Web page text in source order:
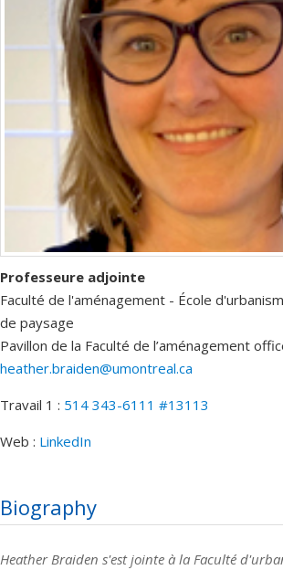
Professeure adjointe
Faculté de l'aménagement - École
de paysage
Pavillon de la Faculté de l’aménagement
heather.braiden@umontreal.ca
Travail 1 : 514 343-6111 #13113
Web : LinkedIn
Biography
Heather Braiden s'est jointe à la Faculté